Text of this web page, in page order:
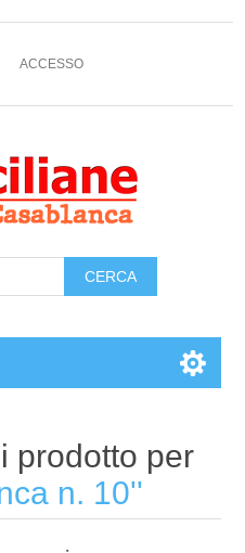
ACCESSO
prodotto per
n. 10